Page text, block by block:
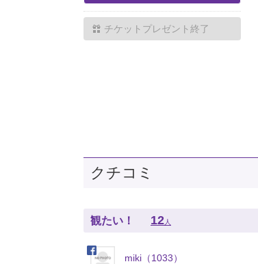
チケットプレゼント終了
クチコミ
観たい！ 12 人
miki（1033）